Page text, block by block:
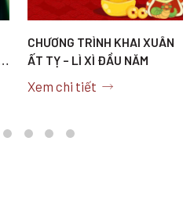
CHƯƠNG TRÌNH KHAI XUÂN
ẤT TỴ – LÌ XÌ ĐẦU NĂM
Xem chi tiết